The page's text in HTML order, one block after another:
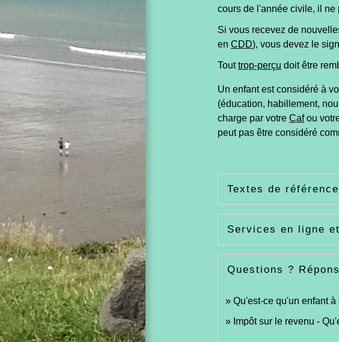
cours de l'année civile, il ne
Si vous recevez de
en CDD), vous devez le
Touttrop-perçu doit être
Un enfant est considéré à
(éducation, habillement,
charge par votre Cafou
peut pas être considéré
Textes de référence
Services en ligne
Questions ?
Qu'est-ce qu'un enfant
Impôt sur le revenu -